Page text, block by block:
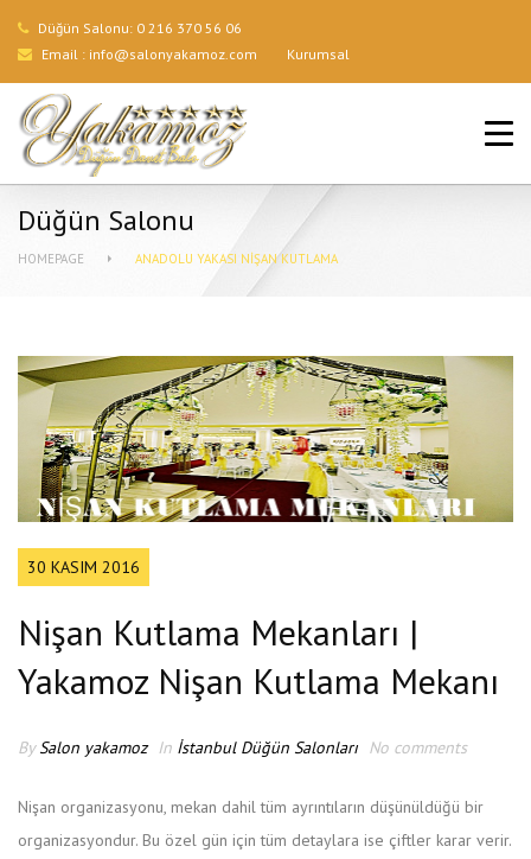
Düğün Salonu: 0 216 370 56 06
Email : info@salonyakamoz.com Kurumsal
ANA SAYFA
HIZMETLERIMIZ
BLOG
İLETIŞIM
Düğün Salonu
HOMEPAGE ANADOLU YAKASI NIŞAN KUTLAMA
30 KASIM 2016
Nişan Kutlama Mekanları |
Yakamoz Nişan Kutlama Mekanı
BySalon yakamoz In İstanbul Düğün Salonları No comments
Nişan organizasyonu, mekan dahil tüm ayrıntıların düşünüldüğü bir
organizasyondur. Bu özel gün için tüm detaylara ise çiftler karar verir.